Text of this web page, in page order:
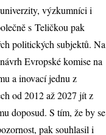
výzkumníci i
s Teličkou pak
politických subjektů. Na
Evropské komise na
a inovací jednu z
od 2012 až 2027 jít z
doposud. S tím, že by se
pak souhlasil i